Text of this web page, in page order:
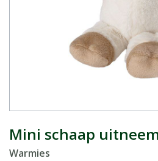
Mini schaap
Warmies